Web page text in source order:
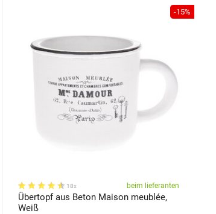
-15%
18x beim lieferanten
Übertopf aus Beton Maison meublée,
Weiß